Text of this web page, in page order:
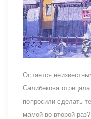
Остается
Салибекова
попросили сделать
мамой во второй